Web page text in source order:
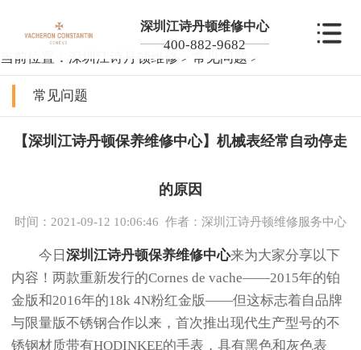
深圳江诗丹顿维修中心
400-882-9682
当前位置： 深圳江诗丹顿维修 > 常见问题 >
常见问题
【深圳江诗丹顿保养维修中心】机械表经常自动停走
的原因
时间：2021-09-12 10:06:46 作者：深圳江诗丹顿维修服务中心
今日 深圳江诗丹顿保养维修中心来为大家分享以下
内容！两款重新发行的Cornes de vache——2015年的铂
金版和2016年的18k 4N粉红金版——但这标志着自品牌
与限量版不锈钢合作以来，首次推出现代生产型号的不
锈钢材质带有HODINKEE的手表，具有黑色和灰色表